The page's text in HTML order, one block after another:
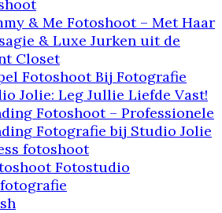
& Me Fotoshoot – Met Haar
& Luxe Jurken uit de
Closet
Fotoshoot Bij Fotografie
Jolie: Leg Jullie Liefde Vast!
Fotoshoot – Professionele
Fotografie bij Studio Jolie
fotoshoot
Fotostudio